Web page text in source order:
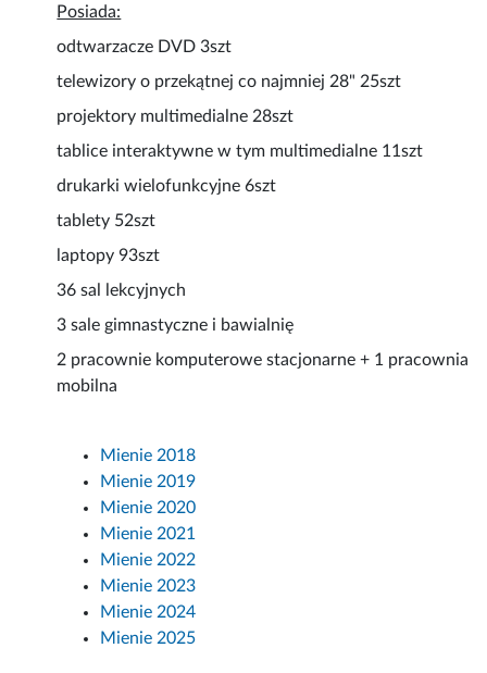
Posiada:
odtwarzacze DVD 3szt
telewizory o przekątnej co najmniej 28" 25szt
projektory multimedialne 28szt
tablice interaktywne w tym multimedialne 11szt
drukarki wielofunkcyjne 6szt
tablety 52szt
laptopy 93szt
36 sal lekcyjnych
3 sale gimnastyczne i bawialnię
2 pracownie komputerowe stacjonarne + 1 pracownia
mobilna
Mienie 2018
Mienie 2019
Mienie 2020
Mienie 2021
Mienie 2022
Mienie 2023
Mienie 2024
Mienie 2025